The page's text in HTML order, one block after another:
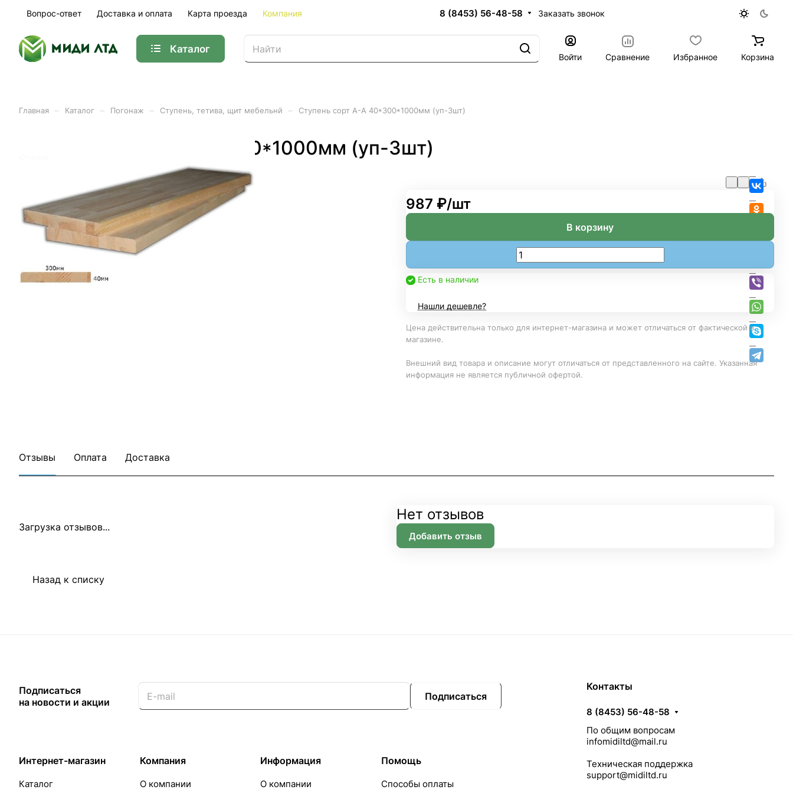
Вопрос-ответ Доставка и оплата Карта проезда Компания 8 (8453) 56-48-58 Заказать звонок
Каталог
Войти Сравнение Избранное Корзина
Главная Каталог Погонаж Ступень, тетива, щит мебельнй Ступень сорт А-А 40*300*1000мм (уп-3шт)
Ступень сорт А-А 40*300*1000мм (уп-3шт)
987 ₽/шт
В корзину
Есть в наличии
Нашли дешевле?
Цена действительна только для интернет-магазина и может отличаться от фактической в
магазине.
Внешний вид товара и описание могут отличаться от представленного на сайте. Указанная
информация не является публичной офертой.
Отзывы Оплата Доставка
Загрузка отзывов...
Нет отзывов
Добавить отзыв
Назад к списку
Подписаться
на новости и акции
Подписаться
Интернет-магазин
Каталог
Компания
О компании
Информация
О компании
Помощь
Способы оплаты
Контакты
8 (8453) 56-48-58
По общим вопросам
infomidiltd@mail.ru
Техническая поддержка
support@midiltd.ru